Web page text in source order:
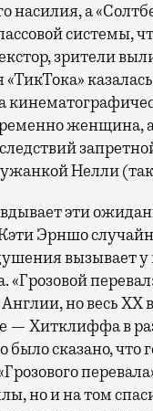
насилия, а
системы,
зрители
«ТикТока»
женщина, а
Нелли
эти
Эрншо
вызывает
«Грозовой
но весь
— Хитклиффа в
было сказано, что
но и на том